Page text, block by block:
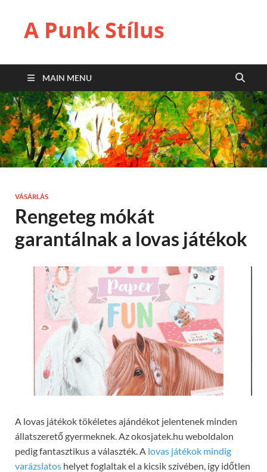
A Punk Stílus
MAIN MENU
VÁSÁRLÁS
Rengeteg mókát
garantálnak a lovas játékok
A lovas játékok tökéletes ajándékot jelentenek minden
állatszerető gyermeknek. Az okosjatek.hu weboldalon
pedig fantasztikus a választék. A lovas játékok mindig
varázslatos helyet foglaltak el a kicsik szívében, így időtlen